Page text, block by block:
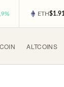
ETH
ALTCOINS